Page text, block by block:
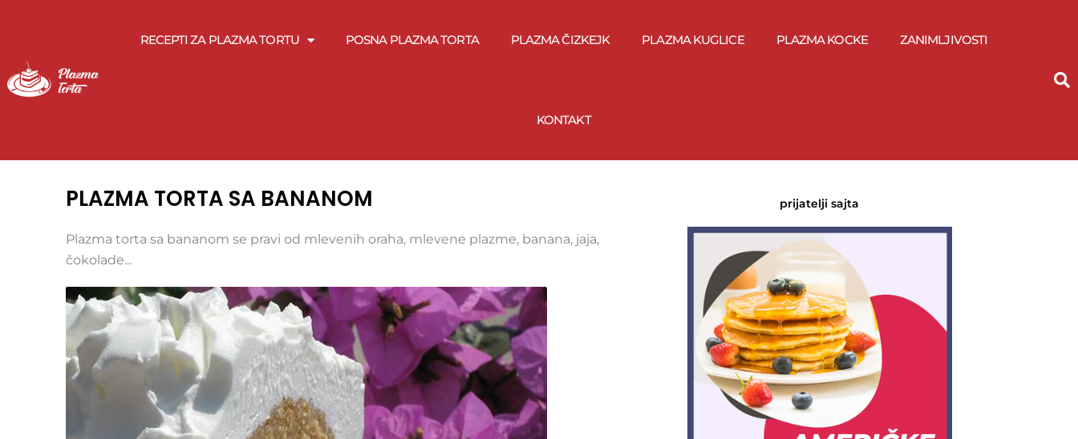
RECEPTI ZA PLAZMA TORTU POSNA PLAZMA TORTA PLAZMA ČIZKEJK PLAZMA KUGLICE PLAZMA KOCKE ZANIMLJIVOSTI
KONTAKT
PLAZMA TORTA SA BANANOM
Plazma torta sa bananom se pravi od mlevenih oraha, mlevene plazme, banana, jaja,
čokolade...
prijatelji sajta